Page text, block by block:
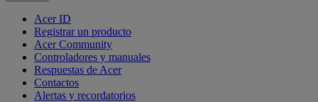
Acer ID
Registrar un producto
Acer Community
Controladores y manuales
Respuestas de Acer
Contactos
Alertas y recordatorios